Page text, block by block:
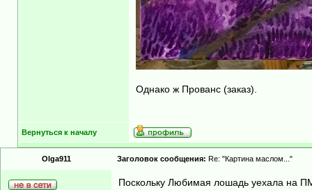
Однако ж Прованс (заказ).
Вернуться к началу
Olga911 Заголовок сообщения: Re: "Картина маслом..."
Поскольку Любимая лошадь уехала на